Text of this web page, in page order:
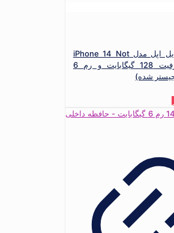
گوشی موبایل اپل مدل iPhone 14 Not
Active ظرفیت 128 گیگابایت و رم 6
شده)